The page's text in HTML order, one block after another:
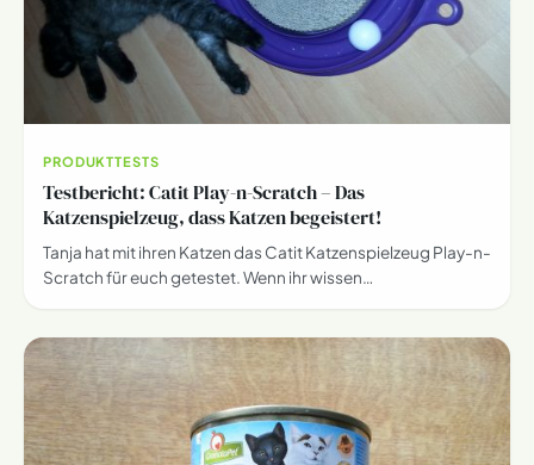
PRODUKTTESTS
Testbericht: Catit Play-n-Scratch – Das
Katzenspielzeug, dass Katzen begeistert!
Tanja hat mit ihren Katzen das Catit Katzenspielzeug Play-n-
Scratch für euch getestet. Wenn ihr wissen…